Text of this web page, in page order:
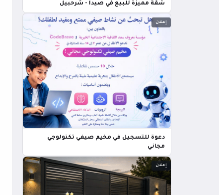
شقة مميزة للبيع في صيدا - شرحبيل
إعلان
دعوة للتسجيل في مخيم صيفي تكنولوجي
مجاني
إعلان